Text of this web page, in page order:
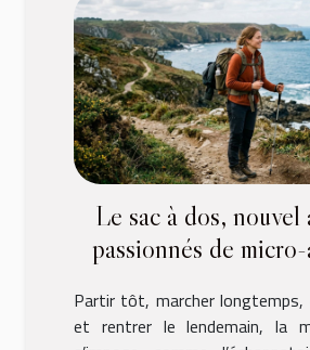
Le sac à dos, nouvel
passionnés de
Partir tôt, marcher longtemps,
et rentrer le lendemain, la